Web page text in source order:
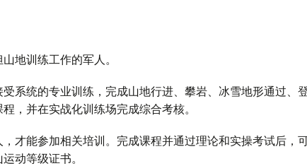
地训练工作的军人。
系统的专业训练，完成山地行进、攀岩、冰雪地形通过、
，并在实战化训练场完成综合考核。
才能参加相关培训。完成课程并通过理论和实操考试后，
动等级证书。